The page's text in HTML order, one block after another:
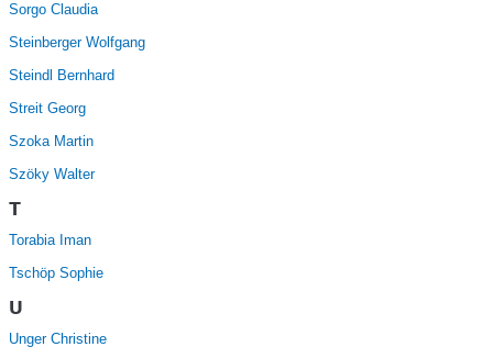
Sorgo Claudia
Steinberger Wolfgang
Steindl Bernhard
Streit Georg
Szoka Martin
Szöky Walter
T
Torabia Iman
Tschöp Sophie
U
Unger Christine